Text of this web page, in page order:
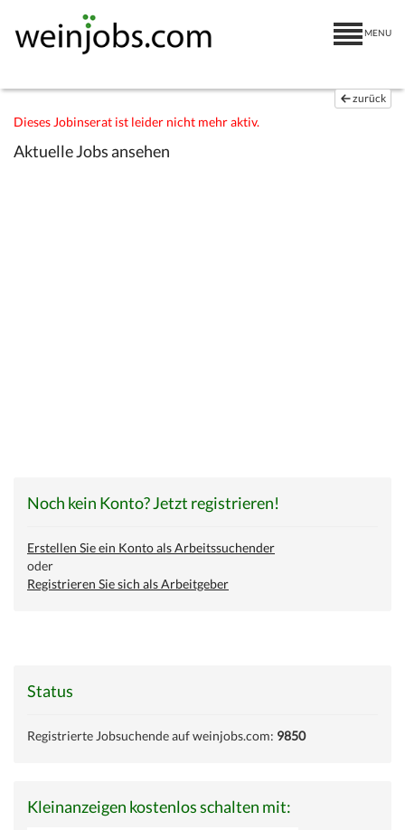
MENU
zurück
Dieses Jobinserat ist leider nicht mehr aktiv.
Aktuelle Jobs ansehen
Noch kein Konto? Jetzt registrieren!
Erstellen Sie ein Konto als Arbeitssuchender
oder
Registrieren Sie sich als Arbeitgeber
Status
Registrierte Jobsuchende auf weinjobs.com: 9850
Kleinanzeigen kostenlos schalten mit: